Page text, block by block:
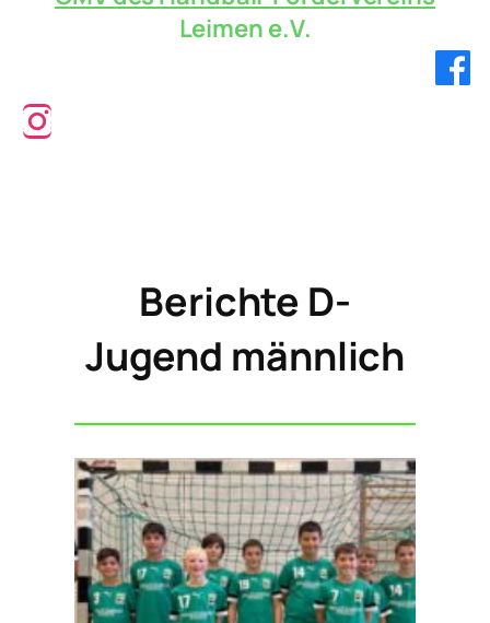
Leimen e.V.
Verbandsliga!
Berichte D-
Jugend männlich